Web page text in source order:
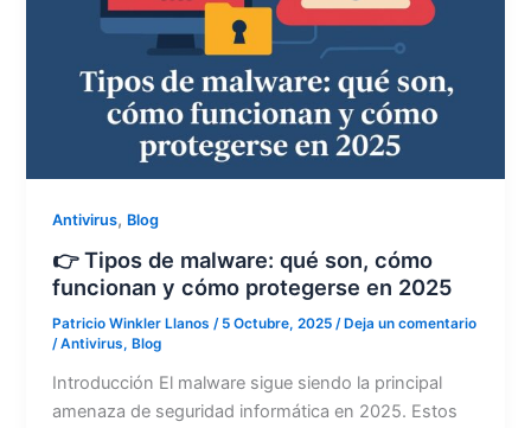
Antivirus, Blog
👉 Tipos de malware: qué son, cómo
funcionan y cómo protegerse en 2025
Patricio Winkler Llanos/ 5 Octubre, 2025/ Deja un comentario
/Antivirus, Blog
Introducción El malware sigue siendo la principal
amenaza de seguridad informática en 2025. Estos